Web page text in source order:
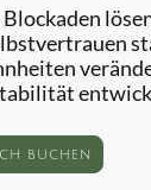
buchen